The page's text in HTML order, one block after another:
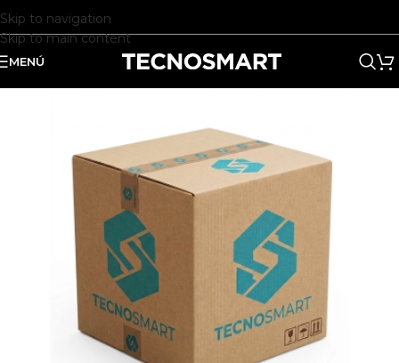
Skip to navigation
Skip to main content
MENÚ